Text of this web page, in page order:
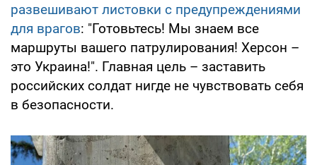
развешивают листовки с предупреждениями
для врагов: "Готовьтесь! Мы знаем все
маршруты вашего патрулирования! Херсон –
это Украина!". Главная цель – заставить
российских солдат нигде не чувствовать себя
в безопасности.